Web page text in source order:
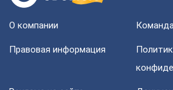
О компании
Правовая информация